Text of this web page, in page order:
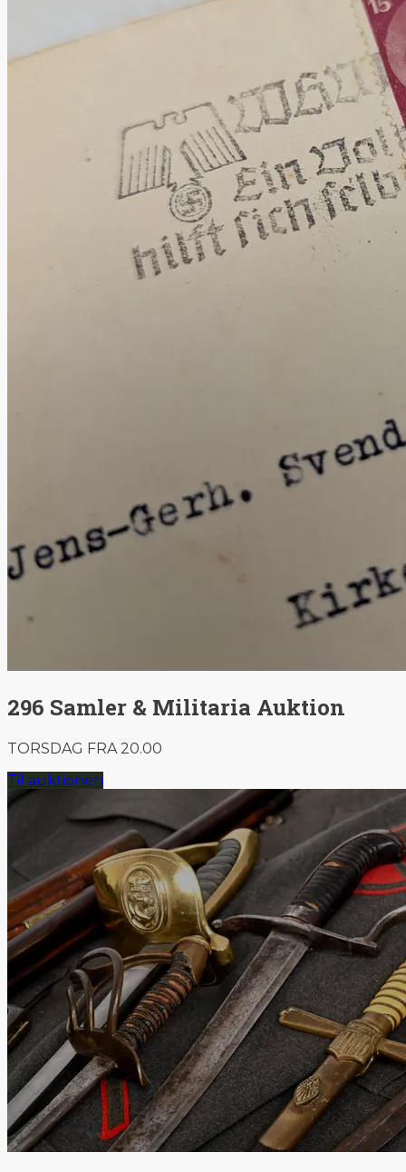
296 Samler & Militaria Auktion
TORSDAG FRA 20.00
Til auktionen